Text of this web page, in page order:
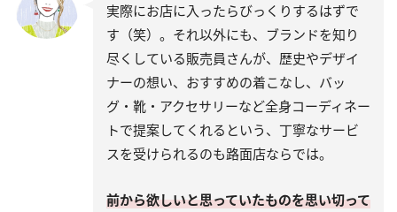
実際にお店に入ったらびっくりするはずで
す（笑）。それ以外にも、ブランドを知り
尽くしている販売員さんが、歴史やデザイ
ナーの想い、おすすめの着こなし、バッ
グ・靴・アクセサリーなど全身コーディネー
トで提案してくれるという、丁寧なサービ
スを受けられるのも路面店ならでは。
前から欲しいと思っていたものを思い切って